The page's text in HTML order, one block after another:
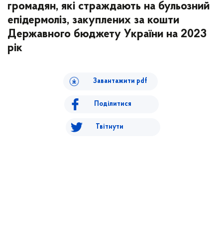
громадян, які страждають на бульозний
епідермоліз, закуплених за кошти
Державного бюджету України на 2023
рік
Завантажити pdf
Поділитися
Твітнути